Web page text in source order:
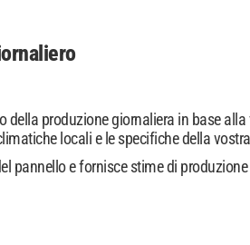
produzione giornaliera in base
locali e le specifiche della
pannello e fornisce stime di